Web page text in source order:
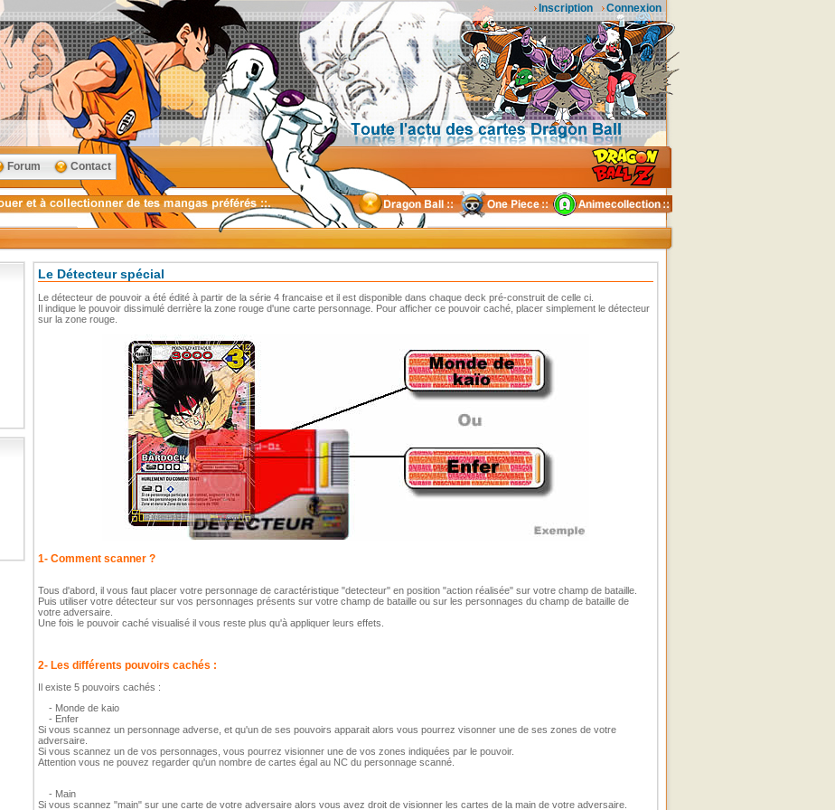
Connexion
Inscription
Forum Contact
Le Détecteur spécial
Le détecteur de pouvoir a été édité à partir de la série 4 francaise et il est disponible dans chaque deck pré-construit de celle ci.
Il indique le pouvoir dissimulé derrière la zone rouge d'une carte personnage. Pour afficher ce pouvoir caché, placer simplement le détecteur
sur la zone rouge.
1- Comment scanner ?
Tous d'abord, il vous faut placer votre personnage de caractéristique "detecteur" en position "action réalisée" sur votre champ de bataille.
Puis utiliser votre détecteur sur vos personnages présents sur votre champ de bataille ou sur les personnages du champ de bataille de
votre adversaire.
Une fois le pouvoir caché visualisé il vous reste plus qu'à appliquer leurs effets.
2- Les différents pouvoirs cachés :
Il existe 5 pouvoirs cachés :
- Monde de kaio
- Enfer
Si vous scannez un personnage adverse, et qu'un de ses pouvoirs apparait alors vous pourrez visonner une de ses zones de votre
adversaire.
Si vous scannez un de vos personnages, vous pourrez visionner une de vos zones indiquées par le pouvoir.
Attention vous ne pouvez regarder qu'un nombre de cartes égal au NC du personnage scanné.
- Main
Si vous scannez "main" sur une carte de votre adversaire alors vous avez droit de visionner les cartes de la main de votre adversaire.